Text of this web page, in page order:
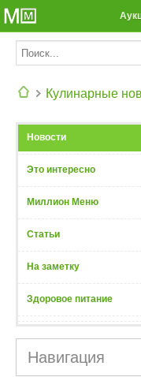
Кулинарные
Новости
Это интересно
Миллион Меню
Статьи
На заметку
Здоровое питание
Навигация